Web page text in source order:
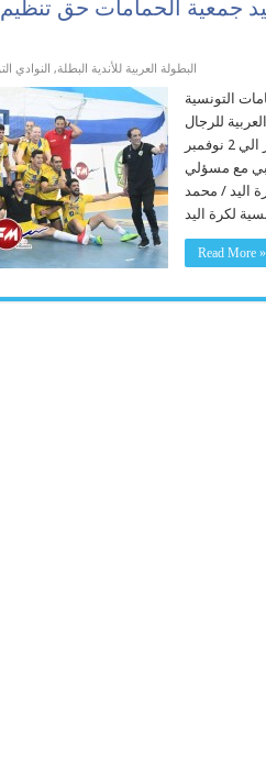
جمعية الحمامات حق
البطولة العربية للأندية البطلة, النوادي
التونسية
للرجال
والسيدات خلال الفترة من 23 اكتوبر الي 2 نوفمبر
مع مسؤلي
اليد / محمد
Read More »